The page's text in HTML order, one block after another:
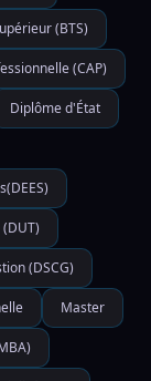
(BTS)
(CAP)
Diplôme d'État
(DSCG)
Master